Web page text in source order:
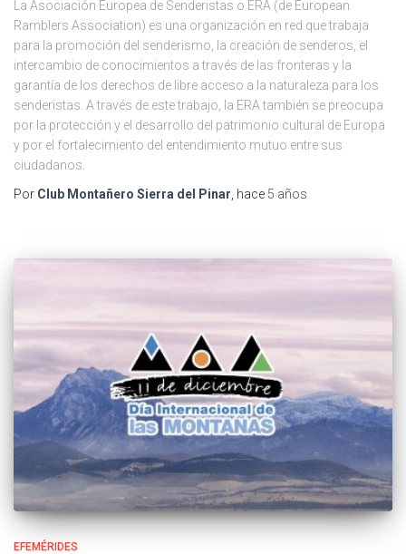
La Asociación Europea de Senderistas o ERA (de European
Ramblers Association) es una organización en red que trabaja
para la promoción del senderismo, la creación de senderos, el
intercambio de conocimientos a través de las fronteras y la
garantía de los derechos de libre acceso a la naturaleza para los
senderistas. A través de este trabajo, la ERA también se preocupa
por la protección y el desarrollo del patrimonio cultural de Europa
y por el fortalecimiento del entendimiento mutuo entre sus
ciudadanos.
Por Club Montañero Sierra del Pinar, hace 5 años
EFEMÉRIDES